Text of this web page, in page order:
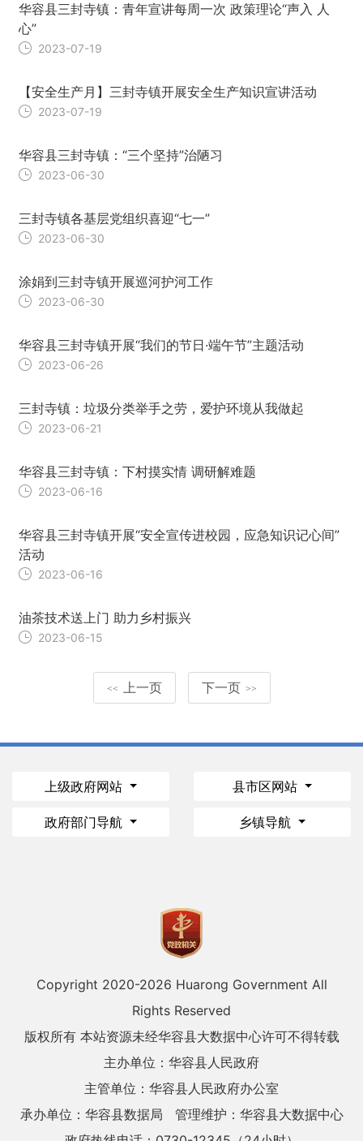
华容县三封寺镇：青年宣讲每周一次 政策理论“声入 人
心”
2023-07-19
【安全生产月】三封寺镇开展安全生产知识宣讲活动
2023-07-19
华容县三封寺镇：“三个坚持”治陋习
2023-06-30
三封寺镇各基层党组织喜迎“七一”
2023-06-30
涂娟到三封寺镇开展巡河护河工作
2023-06-30
华容县三封寺镇开展“我们的节日·端午节”主题活动
2023-06-26
三封寺镇：垃圾分类举手之劳，爱护环境从我做起
2023-06-21
华容县三封寺镇：下村摸实情 调研解难题
2023-06-16
华容县三封寺镇开展“安全宣传进校园，应急知识记心间”
活动
2023-06-16
油茶技术送上门 助力乡村振兴
2023-06-15
<< 上一页 下一页 >>
上级政府网站 县市区网站
政府部门导航 乡镇导航
Copyright 2020-2026 Huarong Government All
Rights Reserved
版权所有 本站资源未经华容县大数据中心许可不得转载
主办单位：华容县人民政府
主管单位：华容县人民政府办公室
承办单位：华容县数据局
管理维护：华容县大数据中心